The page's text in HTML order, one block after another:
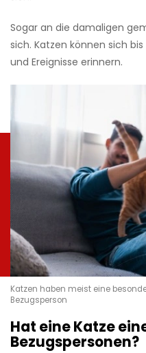
Sogar an die damaligen
sich. Katzen können sich
und Ereignisse erinnern.
Katzen haben meist eine
Bezugsperson
Hat eine Katze
Bezugspersonen?